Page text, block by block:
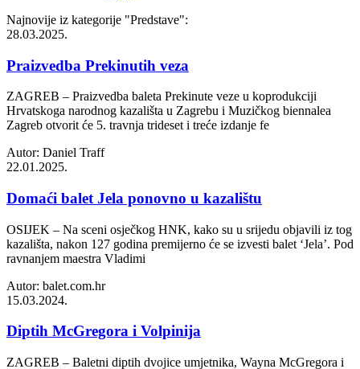
Najnovije iz kategorije "Predstave":
28.03.2025.
Praizvedba Prekinutih veza
ZAGREB – Praizvedba baleta Prekinute veze u koprodukciji
Hrvatskoga narodnog kazališta u Zagrebu i Muzičkog biennalea
Zagreb otvorit će 5. travnja trideset i treće izdanje fe
Autor: Daniel Traff
22.01.2025.
Domaći balet Jela ponovno u kazalištu
OSIJEK – Na sceni osječkog HNK, kako su u srijedu objavili iz tog
kazališta, nakon 127 godina premijerno će se izvesti balet ‘Jela’. Pod
ravnanjem maestra Vladimi
Autor: balet.com.hr
15.03.2024.
Diptih McGregora i Volpinija
ZAGREB – Baletni diptih dvojice umjetnika, Wayna McGregora i